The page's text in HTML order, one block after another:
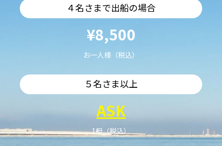
４名さまで出船の場合
¥8,500
お一人様（税込）
５名さま以上
ASK
1艇（税込）